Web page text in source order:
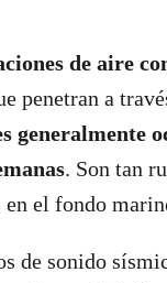
de aire
penetran a
generalmente
. Son tan
el fondo
de sonido